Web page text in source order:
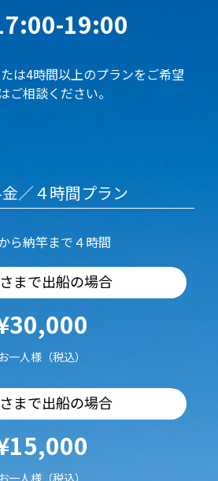
19:00
は4時間以上のプランをご希望
ご相談ください。
／４時間プラン
ら納竿まで４時間
まで出船の場合
お一人様（税込）
まで出船の場合
お一人様（税込）